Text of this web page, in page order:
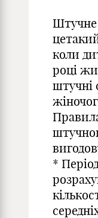
Штучне
коли
році
штучні
*